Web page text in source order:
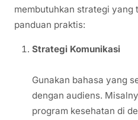
membutuhkan strategi yang
panduan praktis:
Strategi Komunikasi
Gunakan bahasa yang
dengan audiens.
program kesehatan di